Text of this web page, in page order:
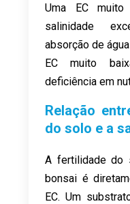
Uma EC
salinidade
absorção de
EC muito
deficiência em
Relação
do solo e a
A fertilidade do
bonsai é
EC. Um